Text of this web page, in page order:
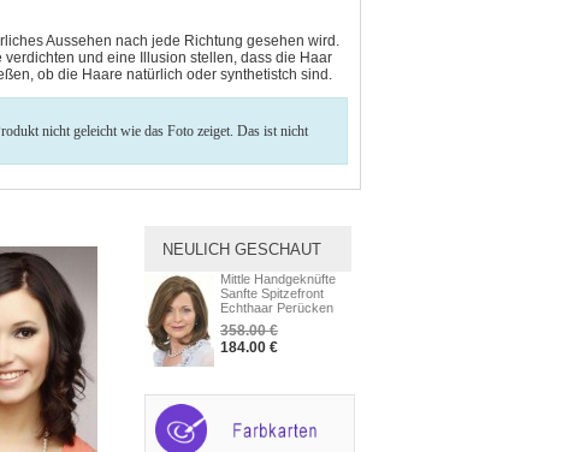
Aussehen nach jede Richtung gesehen wird.
und eine Illusion stellen, dass die Haar
ob die Haare natürlich oder synthetistch sind.
nicht geleicht wie das Foto zeiget. Das ist nicht
NEULICH GESCHAUT
Mittle Handgeknüfte
Sanfte Spitzefront
Echthaar Perücken
358.00 €
184.00 €